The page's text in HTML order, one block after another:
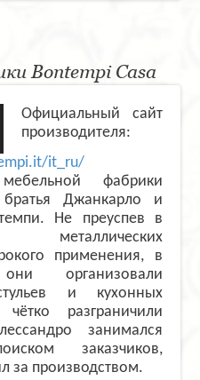
Bontempi Casa
Официальный сайт
производителя:
it_ru/
фабрики
Джанкарло и
Не преуспев в
металлических
применения, в
организовали
и кухонных
разграничили
занимался
заказчиков,
за производством.